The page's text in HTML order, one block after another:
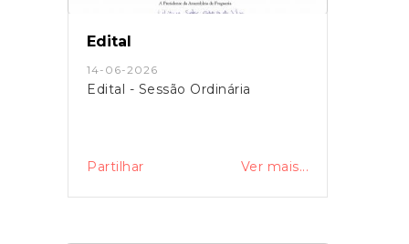
Edital
14-06-2026
Edital - Sessão Ordinária
Partilhar Ver mais...